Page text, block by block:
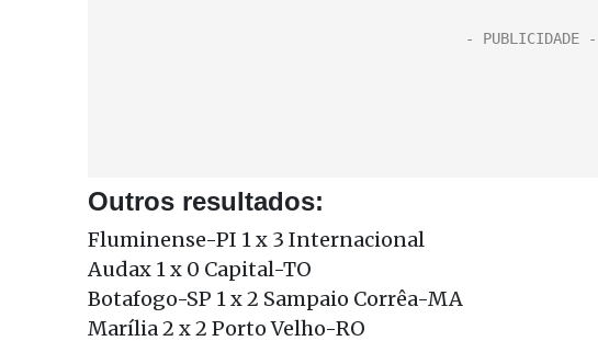
Outros resultados:
Fluminense-PI 1 x 3 Internacional
Audax 1 x 0 Capital-TO
Botafogo-SP 1 x 2 Sampaio Corrêa-MA
Marília 2 x 2 Porto Velho-RO